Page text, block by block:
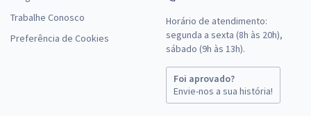
Trabalhe Conosco
Preferência de Cookies
Horário de atendimento:
segunda a sexta (8h às 20h),
sábado (9h às 13h).
Foi aprovado?
Envie-nos a sua história!